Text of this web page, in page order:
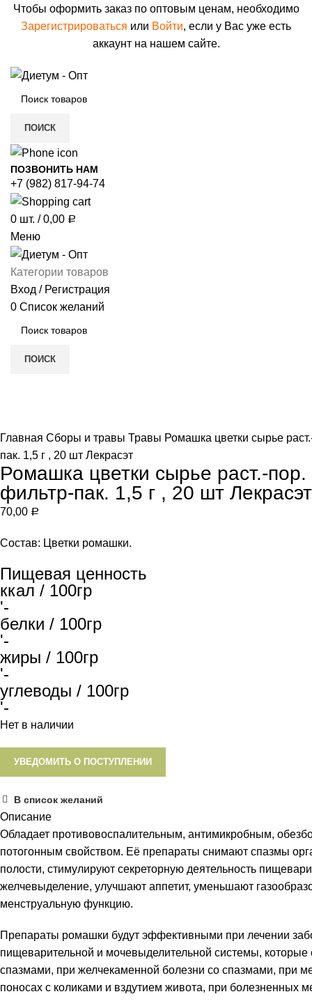
Чтобы оформить заказ по оптовым ценам, необходимо
Зарегистрироваться или Войти, если у Вас уже есть
аккаунт на нашем сайте.
ПОИСК
ПОЗВОНИТЬ НАМ
+7 (982) 817-94-74
0 шт. / 0,00 Р
Меню
Категории товаров
Вход / Регистрация
0 Список желаний
ПОИСК
Главная Сборы и травы Травы Ромашка цветки сырье
пак. 1,5 г , 20 шт Лекрасэт
Ромашка цветки сырье раст.-пор.
фильтр-пак. 1,5 г , 20 шт Лекрасэт
70,00 Р
Состав: Цветки ромашки.
Пищевая ценность
ккал / 100гр
'-
белки / 100гр
'-
жиры / 100гр
'-
углеводы / 100гр
'-
Нет в наличии
УВЕДОМИТЬ О ПОСТУПЛЕНИИ
В список желаний
Описание
Обладает противовоспалительным, антимикробным,
потогонным свойством. Её препараты снимают спазмы
полости, стимулируют секреторную деятельность
желчевыделение, улучшают аппетит, уменьшают
менструальную функцию.
Препараты ромашки будут эффективными при лечении
пищеварительной и мочевыделительной системы,
спазмами, при желчекаменной болезни со спазмами, при
поносах с коликами и вздутием живота, при болезненных